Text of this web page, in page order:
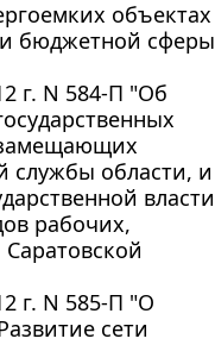
объектах
и бюджетной сферы
г. N 584-П "Об
замещающих
службы области, и
власти
рабочих,
г. N 585-П "О
сети